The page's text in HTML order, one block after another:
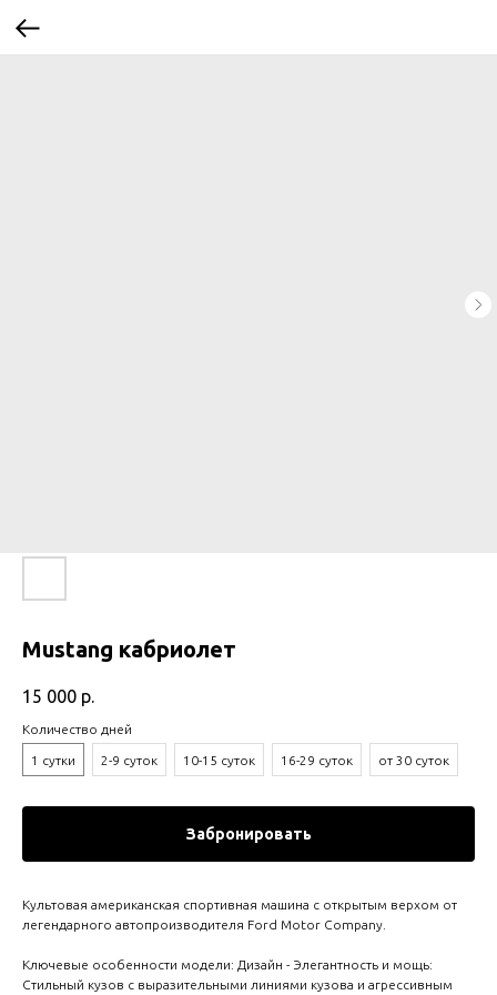
Mustang кабриолет
15 000 р.
Количество дней
1 сутки 2-9 суток 10-15 суток 16-29 суток от 30 суток
Забронировать
Культовая американская спортивная машина с открытым верхом от
легендарного автопроизводителя Ford Motor Company.
Ключевые особенности модели: Дизайн - Элегантность и мощь:
Стильный кузов с выразительными линиями кузова и агрессивным